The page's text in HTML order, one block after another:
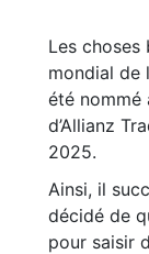
Les choses
mondial de
été nommé
d’Allianz
2025.
Ainsi, il
décidé de
pour saisir